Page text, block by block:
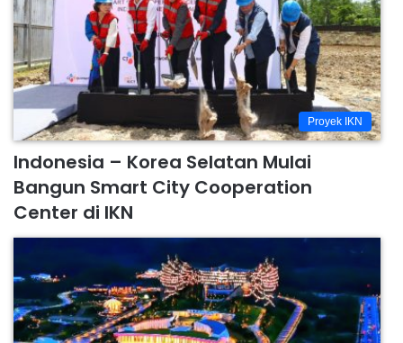
Proyek IKN
Indonesia – Korea Selatan Mulai
Bangun Smart City Cooperation
Center di IKN